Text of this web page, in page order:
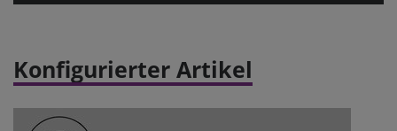
Konfigurierter Artikel